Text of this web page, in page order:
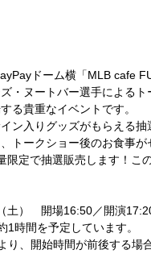
ドーム横「MLB cafe
・ヌートバー選手による
る貴重なイベントです。
ン入りグッズがもらえる抽
トークショー後のお食事
限定で抽選販売します！こ
土） 開場16:50／開演
時間を予定しています。
、開始時間が前後する場